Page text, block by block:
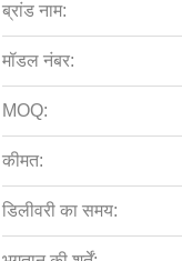
ब्रांड नाम:
मॉडल नंबर:
MOQ:
कीमत:
डिलीवरी का समय: